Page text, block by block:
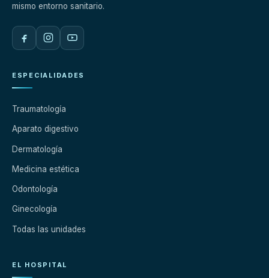
mismo entorno sanitario.
ESPECIALIDADES
Traumatología
Aparato digestivo
Dermatología
Medicina estética
Odontología
Ginecología
Todas las unidades
EL HOSPITAL